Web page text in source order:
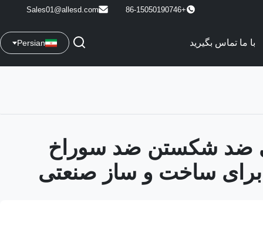
+86-15050190746
Sales01@allesd.com
با ما تماس بگیرید Persian
ضد شکستن ضد سوراخ
ساخت و ساز صنعتی